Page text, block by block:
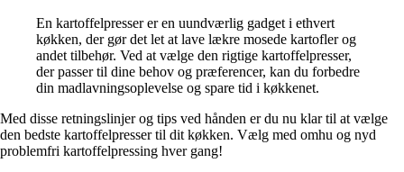
En kartoffelpresser er en uundværlig gadget i ethvert
køkken, der gør det let at lave lækre mosede kartofler og
andet tilbehør. Ved at vælge den rigtige kartoffelpresser,
der passer til dine behov og præferencer, kan du forbedre
din madlavningsoplevelse og spare tid i køkkenet.
Med disse retningslinjer og tips ved hånden er du nu klar til at vælge
den bedste kartoffelpresser til dit køkken. Vælg med omhu og nyd
problemfri kartoffelpressing hver gang!